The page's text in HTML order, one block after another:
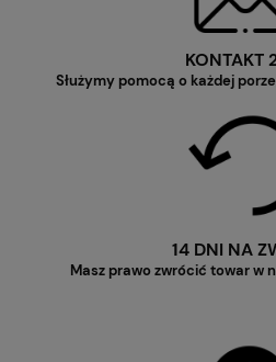
KONTAKT
Służymy pomocą o każdej
14 DNI NA
Masz prawo zwrócić towar w